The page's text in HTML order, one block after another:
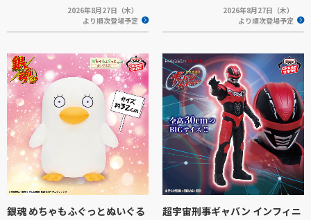
2026年8月27日（木）
より順次登場予定
2026年8月27日（木）
より順次登場予定
銀魂 めちゃもふぐっとぬいぐる
超宇宙刑事ギャバン インフィニ